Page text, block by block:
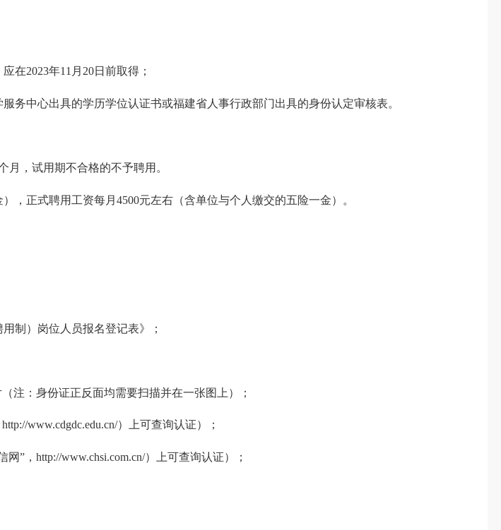
2023年11月20日前取得；
中心出具的学历学位认证书或福建省人事行政部门出具的身份认定审核表。
，试用期不合格的不予聘用。
正式聘用工资每月4500元左右（含单位与个人缴交的五险一金）。
制）岗位人员报名登记表》；
：身份证正反面均需要扫描并在一张图上）；
www.cdgdc.edu.cn/）上可查询认证）；
，http://www.chsi.com.cn/）上可查询认证）；